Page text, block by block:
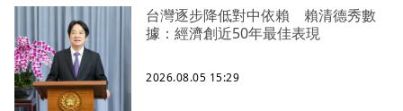
台灣逐步降低對中依賴 賴清德秀數
據：經濟創近50年最佳表現
2026.08.05 15:29